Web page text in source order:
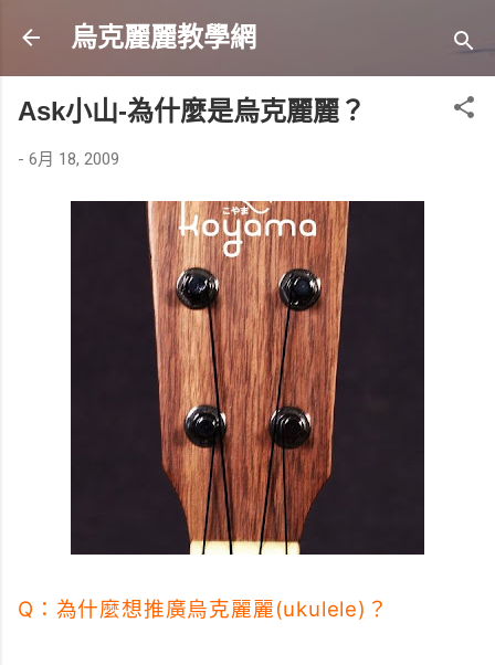
跳到主要內容
烏克麗麗教學網
Ask小山-為什麼是烏克麗麗？
- 6月 18, 2009
Q： 為什麼想推廣烏克麗麗(ukulele)？